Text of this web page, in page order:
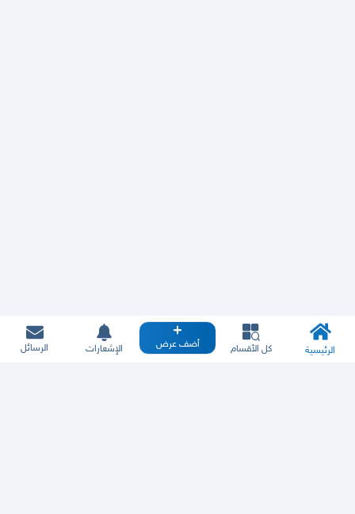
الرئيسية كل الأقسام أضف عرض الإشعارات الرسائل